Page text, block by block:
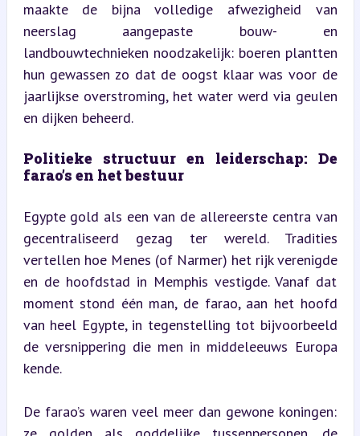
maakte de bijna volledige afwezigheid van
neerslag aangepaste bouw- en
landbouwtechnieken noodzakelijk: boeren plantten
hun gewassen zo dat de oogst klaar was voor de
jaarlijkse overstroming, het water werd via geulen
en dijken beheerd.
Politieke structuur en leiderschap: De
farao’s en het bestuur
Egypte gold als een van de allereerste centra van
gecentraliseerd gezag ter wereld. Tradities
vertellen hoe Menes (of Narmer) het rijk verenigde
en de hoofdstad in Memphis vestigde. Vanaf dat
moment stond één man, de farao, aan het hoofd
van heel Egypte, in tegenstelling tot bijvoorbeeld
de versnippering die men in middeleeuws Europa
kende.
De farao’s waren veel meer dan gewone koningen: